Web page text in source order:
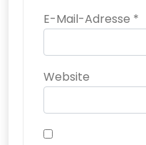
E-Mail-Adresse *
Website